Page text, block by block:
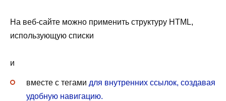
На веб-сайте можно применить структуру HTML,
использующую списки
и
вместе с тегами для внутренних ссылок, создавая
удобную навигацию.